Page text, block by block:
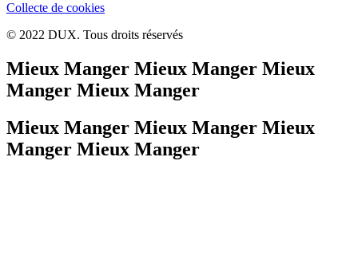
Collecte de cookies
© 2022 DUX. Tous droits réservés
Mieux Manger Mieux Manger Mieux
Manger Mieux Manger
Mieux Manger Mieux Manger Mieux
Manger Mieux Manger